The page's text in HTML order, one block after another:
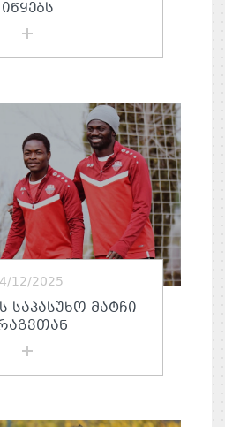
ᲘᲬᲧᲔᲑᲡ
12/2025
ᲡᲐᲞᲐᲡᲣᲮᲝ ᲛᲐᲢᲩᲘ